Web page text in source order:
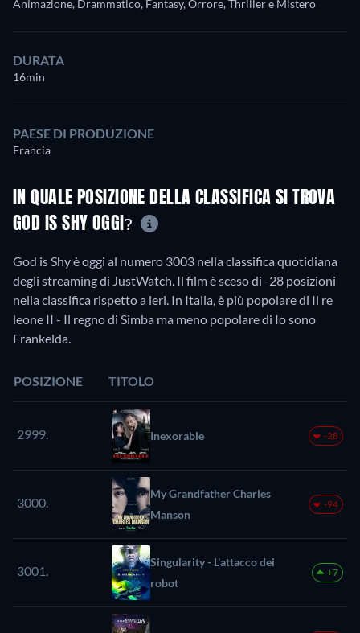
Animazione, Drammatico, Fantasy, Orrore, Thriller e Mistero
DURATA
16min
PAESE DI PRODUZIONE
Francia
IN QUALE POSIZIONE DELLA CLASSIFICA SI TROVA
GOD IS SHY OGGI?
God is Shy è oggi al numero 3003 nella classifica quotidiana
degli streaming di JustWatch. Il film è sceso di -28 posizioni
nella classifica rispetto a ieri. In Italia, è più popolare di Il re
leone II - Il regno di Simba ma meno popolare di Io sono
Frankelda.
POSIZIONE TITOLO
2999. Inexorable -28
3000.
My Grandfather Charles
Manson
-94
3001.
Singularity - L'attacco dei
robot
+7